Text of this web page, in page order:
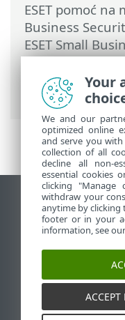
ESET pomoć na
Business
ESET Small
Podešavanje>
dijaloga –
pretnja sa
Prikaži lokaciju
End of Life
ESET Forum
ESET baza znanja
ESET Status
Regionalna
Your
We and our
optimized online
and serve you
collection of all
decline all non-
essential cookies
clicking
withdraw your
anytime by clicking
footer or in your
information, see our